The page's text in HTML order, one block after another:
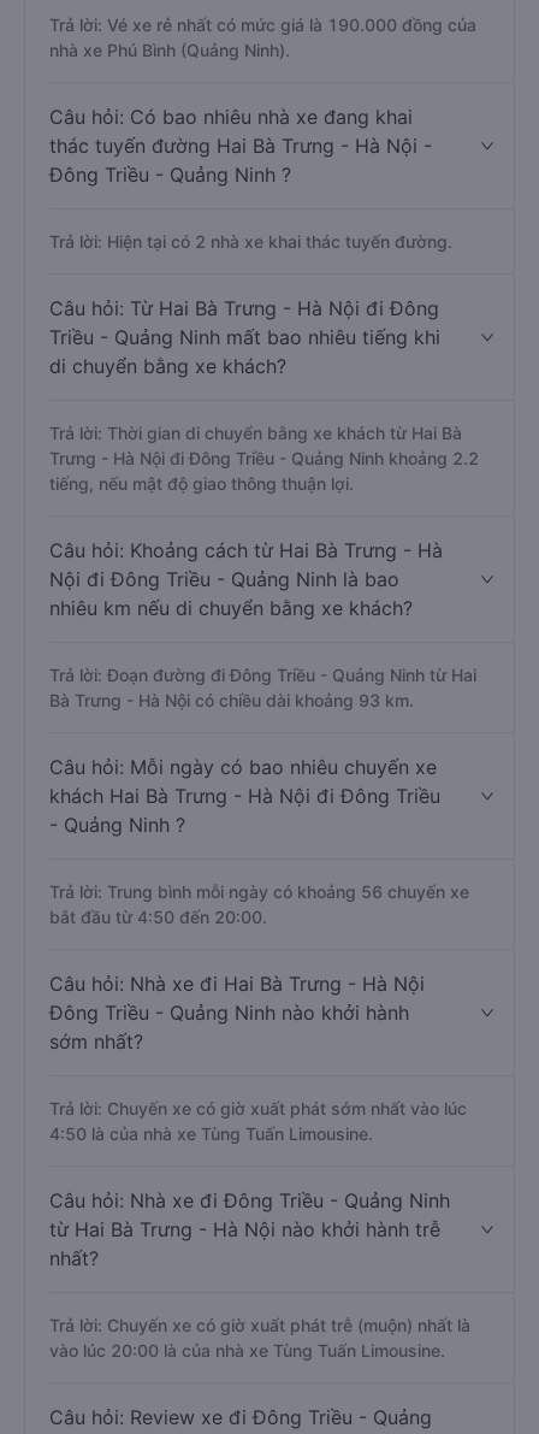
Trả lời: Vé xe rẻ nhất có mức giá là 190.000 đồng của
nhà xe Phú Bình (Quảng Ninh).
Câu hỏi: Có bao nhiêu nhà xe đang khai
thác tuyến đường Hai Bà Trưng - Hà Nội -
Đông Triều - Quảng Ninh ?
Trả lời: Hiện tại có 2 nhà xe khai thác tuyến đường.
Câu hỏi: Từ Hai Bà Trưng - Hà Nội đi Đông
Triều - Quảng Ninh mất bao nhiêu tiếng khi
di chuyển bằng xe khách?
Trả lời: Thời gian di chuyển bằng xe khách từ Hai Bà
Trưng - Hà Nội đi Đông Triều - Quảng Ninh khoảng 2.2
tiếng, nếu mật độ giao thông thuận lợi.
Câu hỏi: Khoảng cách từ Hai Bà Trưng - Hà
Nội đi Đông Triều - Quảng Ninh là bao
nhiêu km nếu di chuyển bằng xe khách?
Trả lời: Đoạn đường đi Đông Triều - Quảng Ninh từ Hai
Bà Trưng - Hà Nội có chiều dài khoảng 93 km.
Câu hỏi: Mỗi ngày có bao nhiêu chuyến xe
khách Hai Bà Trưng - Hà Nội đi Đông Triều
- Quảng Ninh ?
Trả lời: Trung bình mỗi ngày có khoảng 56 chuyến xe
bắt đầu từ 4:50 đến 20:00.
Câu hỏi: Nhà xe đi Hai Bà Trưng - Hà Nội
Đông Triều - Quảng Ninh nào khởi hành
sớm nhất?
Trả lời: Chuyến xe có giờ xuất phát sớm nhất vào lúc
4:50 là của nhà xe Tùng Tuấn Limousine.
Câu hỏi: Nhà xe đi Đông Triều - Quảng Ninh
từ Hai Bà Trưng - Hà Nội nào khởi hành trễ
nhất?
Trả lời: Chuyến xe có giờ xuất phát trễ (muộn) nhất là
vào lúc 20:00 là của nhà xe Tùng Tuấn Limousine.
Câu hỏi: Review xe đi Đông Triều - Quảng